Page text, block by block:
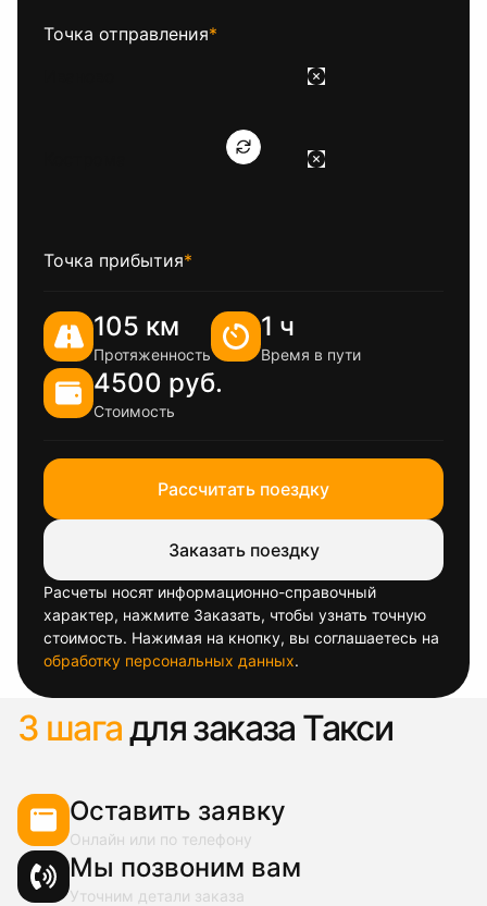
Точка отправления*
Точка прибытия*
105 км
Протяженность
1 ч
Время в пути
4500 руб.
Стоимость
Рассчитать поездку
Заказать поездку
Расчеты носят информационно-справочный
характер, нажмите Заказать, чтобы узнать точную
стоимость. Нажимая на кнопку, вы соглашаетесь на
обработку персональных данных.
3 шагадля заказа Такси
Оставить заявку
Онлайн или по телефону
Мы позвоним вам
Уточним детали заказа